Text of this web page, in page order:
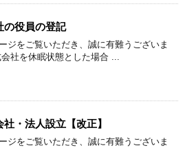
の役員の登記
ジをご覧いただき、誠に有難うございま
社を休眠状態とした場合 ...
・法人設立【改正】
ジをご覧いただき、誠に有難うございま